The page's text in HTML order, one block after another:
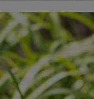
ei keskity
hyödyntää